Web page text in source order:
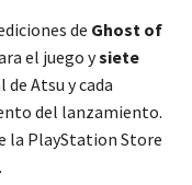
de Ghost of
el juego ysiete
Atsu y cada
del lanzamiento.
la PlayStation Store